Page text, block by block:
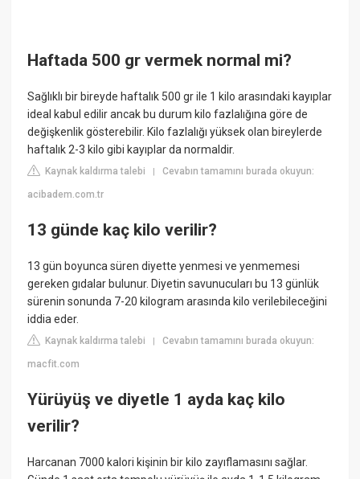
Haftada 500 gr vermek normal mi?
Sağlıklı bir bireyde haftalık 500 gr ile 1 kilo arasındaki kayıplar
ideal kabul edilir ancak bu durum kilo fazlalığına göre de
değişkenlik gösterebilir. Kilo fazlalığı yüksek olan bireylerde
haftalık 2-3 kilo gibi kayıplar da normaldir.
Kaynak kaldırma talebi |Cevabın tamamını burada okuyun:
acibadem.com.tr
13 günde kaç kilo verilir?
13 gün boyunca süren diyette yenmesi ve yenmemesi
gereken gıdalar bulunur. Diyetin savunucuları bu 13 günlük
sürenin sonunda 7-20 kilogram arasında kilo verilebileceğini
iddia eder.
Kaynak kaldırma talebi |Cevabın tamamını burada okuyun:
macfit.com
Yürüyüş ve diyetle 1 ayda kaç kilo
verilir?
Harcanan 7000 kalori kişinin bir kilo zayıflamasını sağlar.